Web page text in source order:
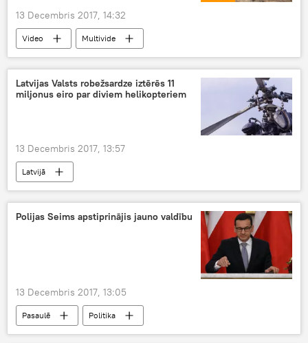
13 Decembris 2017, 14:32
Video Multivide
Latvijas Valsts robežsardze iztērēs 11
miljonus eiro par diviem helikopteriem
13 Decembris 2017, 13:57
Latvijā
Polijas Seims apstiprinājis jauno valdību
13 Decembris 2017, 13:05
Pasaulē Politika